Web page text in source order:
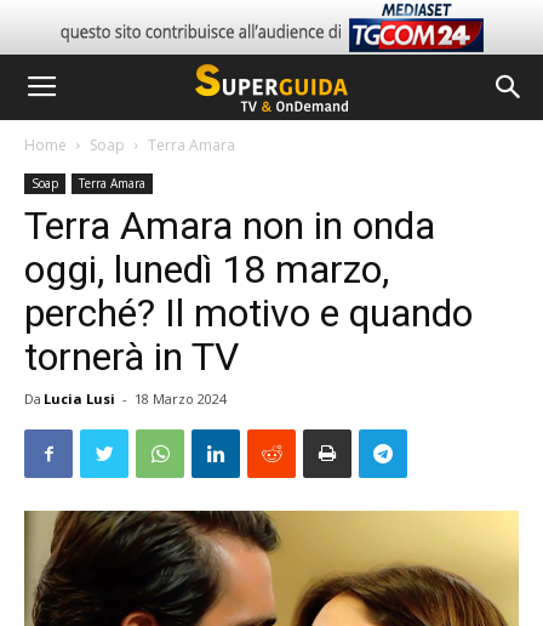
Home Soap Terra Amara
Soap Terra Amara
Terra Amara non in onda
oggi, lunedì 18 marzo,
perché? Il motivo e quando
tornerà in TV
Da Lucia Lusi - 18 Marzo 2024